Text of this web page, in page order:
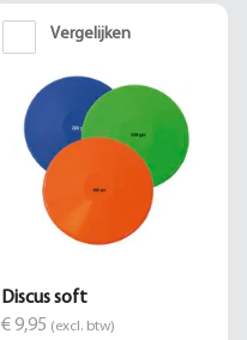
Vergelijken
Discus soft
€ 9,95 (excl. btw)